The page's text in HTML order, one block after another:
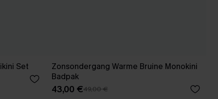
Set
Zonsondergang Warme Bruine Monokini
Badpak
43,00 €49,00 €